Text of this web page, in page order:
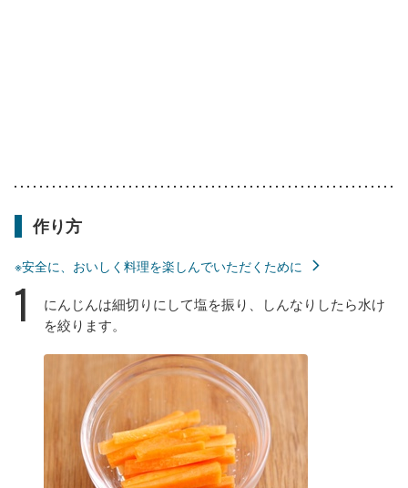
作り方
※安全に、おいしく料理を楽しんでいただくために
1
にんじんは細切りにして塩を振り、しんなりしたら水け
を絞ります。